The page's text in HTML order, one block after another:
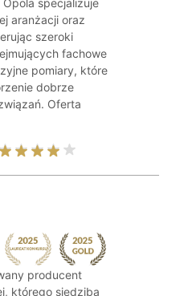
Opola specjalizuje
aranżacji oraz
szeroki
fachowe
pomiary, które
dobrze
Oferta
producent
którego siedziba